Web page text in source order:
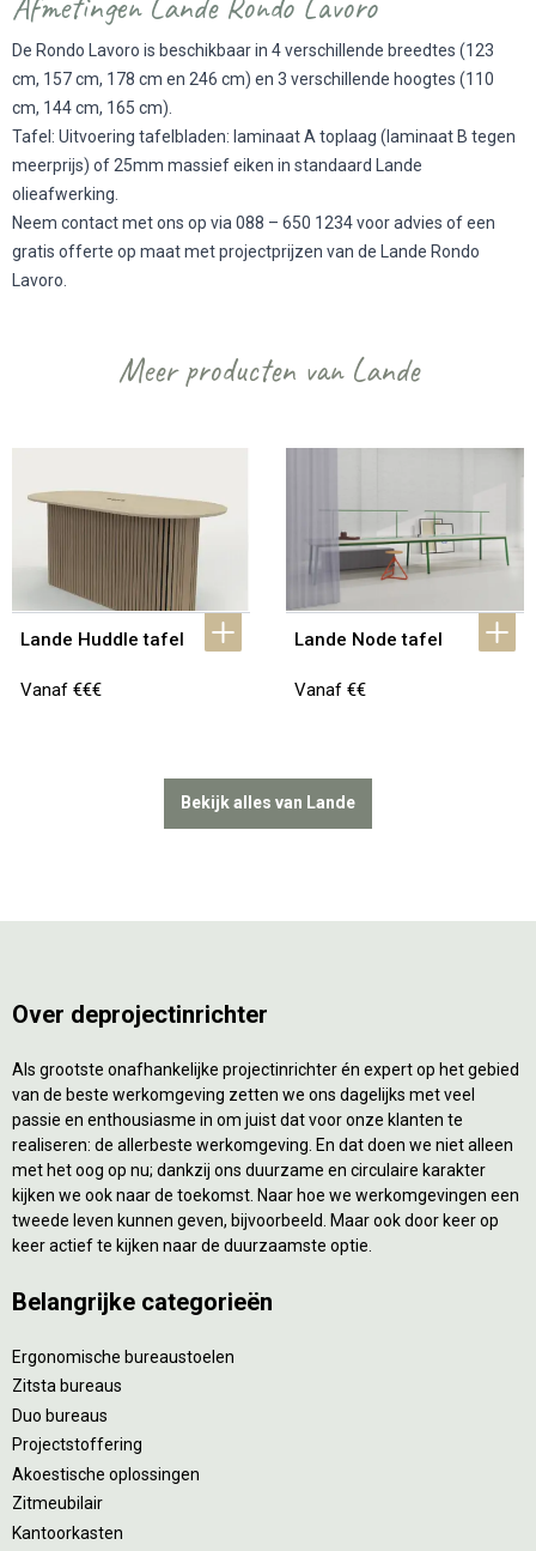
De Rondo Lavoro is beschikbaar in 4 verschillende breedtes (123
cm, 157 cm, 178 cm en 246 cm) en 3 verschillende hoogtes (110
cm, 144 cm, 165 cm).
Tafel: Uitvoering tafelbladen: laminaat A toplaag (laminaat B tegen
meerprijs) of 25mm massief eiken in standaard Lande
olieafwerking.
Neem contact met ons op via 088 – 650 1234 voor advies of een
gratis offerte op maat met projectprijzen van de Lande Rondo
Lavoro.
Meer producten van Lande
Lande Huddle tafel
Vanaf €€€
Lande Node tafel
Vanaf €€
Bekijk alles van Lande
Over deprojectinrichter
Als grootste onafhankelijke projectinrichter én expert op het gebied
van de beste werkomgeving zetten we ons dagelijks met veel
passie en enthousiasme in om juist dat voor onze klanten te
realiseren: de allerbeste werkomgeving. En dat doen we niet alleen
met het oog op nu; dankzij ons duurzame en circulaire karakter
kijken we ook naar de toekomst. Naar hoe we werkomgevingen een
tweede leven kunnen geven, bijvoorbeeld. Maar ook door keer op
keer actief te kijken naar de duurzaamste optie.
Belangrijke categorieën
Ergonomische bureaustoelen
Zitsta bureaus
Duo bureaus
Projectstoffering
Akoestische oplossingen
Zitmeubilair
Kantoorkasten